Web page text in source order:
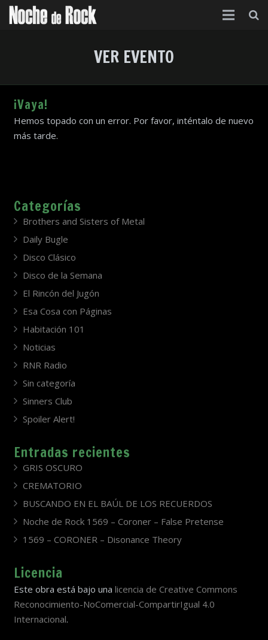
Agenda
Foro
VER EVENTO
¡Vaya!
Hemos topado con un error. Por favor, inténtalo de nuevo
más tarde.
Categorías
Brothers and Sisters of Metal
Daily Bugle
Disco Clásico
Disco de la Semana
El Rincón del Jugón
Esa Cosa con Páginas
Habitación 101
Noticias
RNR Radio
Sin categoría
Sinners Club
Spoiler Alert!
Entradas recientes
GRIS OSCURO
CREMATORIO
BUSCANDO EN EL BAÚL DE LOS RECUERDOS
Noche de Rock 1569 – Coroner – False Pretense
1569 – CORONER – Disonance Theory
Licencia
Este obra está bajo una licencia de Creative Commons
Reconocimiento-NoComercial-CompartirIgual 4.0
Internacional.